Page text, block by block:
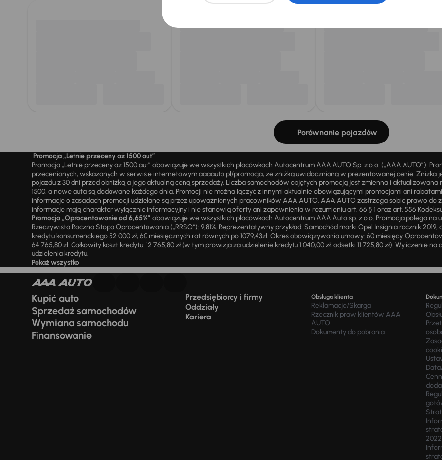
Porównanie pojazdów
Promocja „Letnie przeceny aż 1500 aut”
Promocja „Letnie przeceny aż 1500 aut” obowiązuje we wszystkich placówkach Autocentrum AAA AUTO Sp. z o.o. („AAA AUTO”).
przecenionych, wskazanych w serwisie internetowym aaaauto.pl/promocja, ze zniżką uwidocznioną w prezentowanej cenie. Zniżka
pojazdu z 30 dni przed obniżką a jego aktualną ceną sprzedaży. Liczba samochodów objętych promocją jest zmienna i
1500, a nowe auta są dodawane każdego dnia. Promocji nie można łączyć z innymi aktualnie obowiązującymi promocjami ani
informacje o zasadach promocji udzielane są przez upoważnionych pracowników AAA AUTO. AAA AUTO zastrzega sobie prawo
informacje mają charakter wyłącznie informacyjny i nie stanowią oferty ani zapewnienia w rozumieniu art. 66 § 1 oraz art. 556
Promocja „Oprocentowanie od 6,65%” obowiązuje we wszystkich placówkach Autocentrum AAA Auto sp. z o.o. Promocja polega na
Rzeczywista Roczna Stopa Oprocentowania („RRSO“): 9,81%. Reprezentatywny przykład: Samochód marki Opel Insignia rocznik 2019,
kredytu konsumenckiego 52 000 zł, 60 miesięcznych rat równych po 1079,43zł. Okres obowiązywania umowy: 60 miesięcy.
64 765,80 zł. Całkowity koszt kredytu: 12 765,80 zł (w tym prowizja za udzielenie kredytu 1 040,00 zł, odsetki 11 725,80 zł). Wyliczenie
udzielenia kredytu.
Pokaż wszystko
Kupić auto
Sprzedaż samochodów
Wymiana samochodu
Finansowanie
Przedsiębiorcy i firmy
Oddziały
Kariera
Obsługa klienta
Reklamacje/Skarga
Rzecznik praw klientów AAA
AUTO
Dokumenty do pobrania
2022